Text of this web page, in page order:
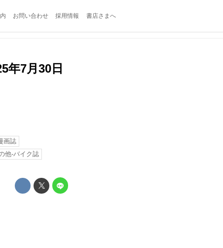
お問い合わせ 採用情報 書店さまへ
年7月30日
画誌
他-バイク誌